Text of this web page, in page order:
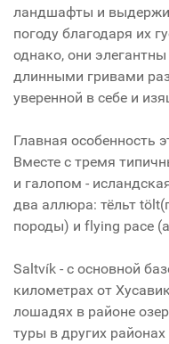
ландшафты и
погоду благодаря их
однако, они
длинными гривами
уверенной в себе и
Главная особенность
Вместе с тремя
и галопом -
два аллюра: тёльт
породы) и flying pace
Saltvík - с основной
километрах от
лошадях в районе
туры в других